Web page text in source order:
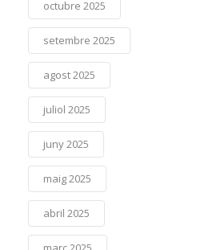
octubre 2025
setembre 2025
agost 2025
juliol 2025
juny 2025
maig 2025
abril 2025